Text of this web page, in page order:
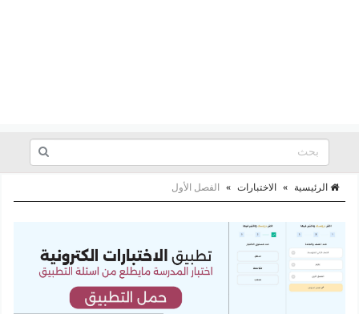
الرئيسية » الاختبارات » الفصل الأول